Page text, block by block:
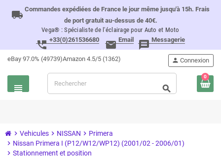
local_shipping Commandes expédiées de France le jour même jusqu'à 15h. Frais
de port gratuit au-dessus de 40€.
Vega® : Spécialiste de l'éclairage pour Auto et Moto
perm_phone_msg +33(0)261536680 email Email message Messagerie
eBay 97.0% (49739)Amazon 4.5/5 (1362)
view_headline
person Connexion
search
0
chevron_right Vehicules chevron_right NISSAN chevron_right Primera
chevron_right Nissan Primera I (P12/W12/WP12) (2001/02 - 2006/01)
chevron_right Stationnement et position